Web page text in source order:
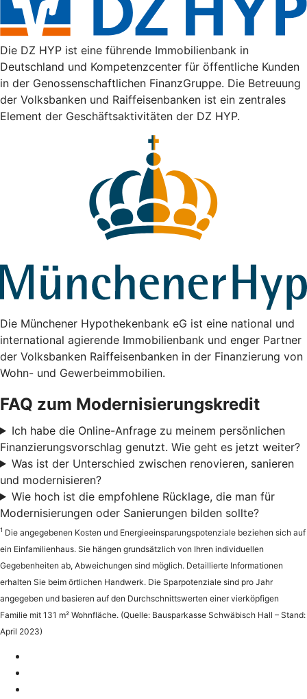
Die DZ HYP ist eine führende Immobilienbank in
Deutschland und Kompetenzcenter für öffentliche Kunden
in der Genossenschaftlichen FinanzGruppe. Die Betreuung
der Volksbanken und Raiffeisenbanken ist ein zentrales
Element der Geschäftsaktivitäten der DZ HYP.
Die Münchener Hypothekenbank eG ist eine national und
international agierende Immobilienbank und enger Partner
der Volksbanken Raiffeisenbanken in der Finanzierung von
Wohn- und Gewerbeimmobilien.
FAQ zum Modernisierungskredit
Ich habe die Online-Anfrage zu meinem persönlichen
Finanzierungsvorschlag genutzt. Wie geht es jetzt weiter?
Was ist der Unterschied zwischen renovieren, sanieren
und modernisieren?
Wie hoch ist die empfohlene Rücklage, die man für
Modernisierungen oder Sanierungen bilden sollte?
1 Die angegebenen Kosten und Energieeinsparungspotenziale beziehen sich auf
ein Einfamilienhaus. Sie hängen grundsätzlich von Ihren individuellen
Gegebenheiten ab, Abweichungen sind möglich. Detaillierte Informationen
erhalten Sie beim örtlichen Handwerk. Die Sparpotenziale sind pro Jahr
angegeben und basieren auf den Durchschnittswerten einer vierköpfigen
Familie mit 131 m² Wohnfläche. (Quelle: Bausparkasse Schwäbisch Hall – Stand:
April 2023)